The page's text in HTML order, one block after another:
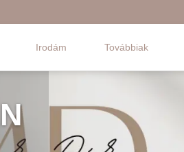
Irodám Továbbiak